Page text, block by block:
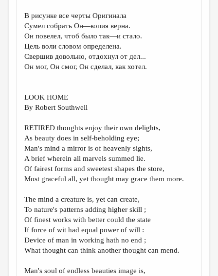
ОБЪЯВЛЕНИЯ
КОЛОНКА РЕДАКТОРА
РЕДКОЛЛЕГИЯ
ОТ РЕДАКЦИИ
ЭССЕИСТИКА
КУЛЬТУРОВЕДЕНИЕ
ПУБЛИЦИСТИКА
РЕЦЕНЗИРОВАНИЕ
ЦИКЛЫ ПУБЛИКАЦИЙ
ТРЕДИАКОВСКИЙ
МЕДИА
ВКОНТАКТЕ
В рисунке все черты Оригинала
Сумел собрать Он—копия верна.
Он повелел, чтоб было так—и стало.
Цель воли словом определена.
Свершив довольно, отдохнул от дел...
Он мог, Он смог, Он сделал, как хотел.
LOOK HOME
By Robert Southwell
RETIRED thoughts enjoy their own delights,
As beauty does in self-beholding eye;
Man's mind a mirror is of heavenly sights,
A brief wherein all marvels summed lie.
Of fairest forms and sweetest shapes the store,
Most graceful all, yet thought may grace them more.
The mind a creature is, yet can create,
To nature's patterns adding higher skill ;
Of finest works with better could the state
If force of wit had equal power of will :
Device of man in working hath no end ;
What thought can think another thought can mend.
Man's soul of endless beauties image is,